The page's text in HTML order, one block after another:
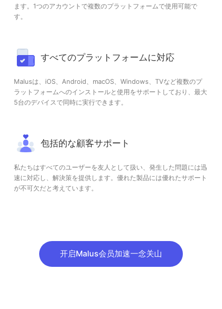
ます。1つのアカウントで複数のプラットフォームで使用可能で
す。
すべてのプラットフォームに対応
Malusは、iOS、Android、macOS、Windows、TVなど複数のプ
ラットフォームへのインストールと使用をサポートしており、最大
5台のデバイスで同時に実行できます。
包括的な顧客サポート
私たちはすべてのユーザーを友人として扱い、発生した問題には迅
速に対応し、解決策を提供します。優れた製品には優れたサポート
が不可欠だと考えています。
开启Malus会员加速一念关山